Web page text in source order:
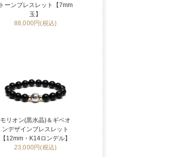
トーンブレスレット【7mm
玉】
88,000円(税込)
モリオン(黒水晶)＆ギベオ
ンデザインブレスレット
【12mm・K14ロンデル】
23,000円(税込)